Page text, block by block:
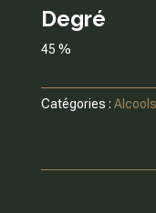
Degré
45 %
Catégories :